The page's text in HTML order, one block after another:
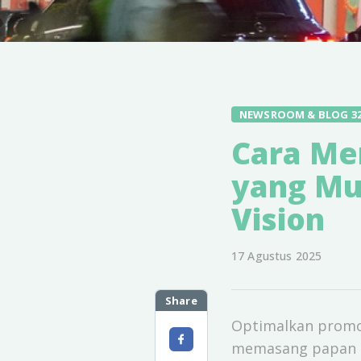
NEWSROOM & BLOG
Cara
yang
Vision
17 Agustus 2025
Share
Optimalkan
memasang